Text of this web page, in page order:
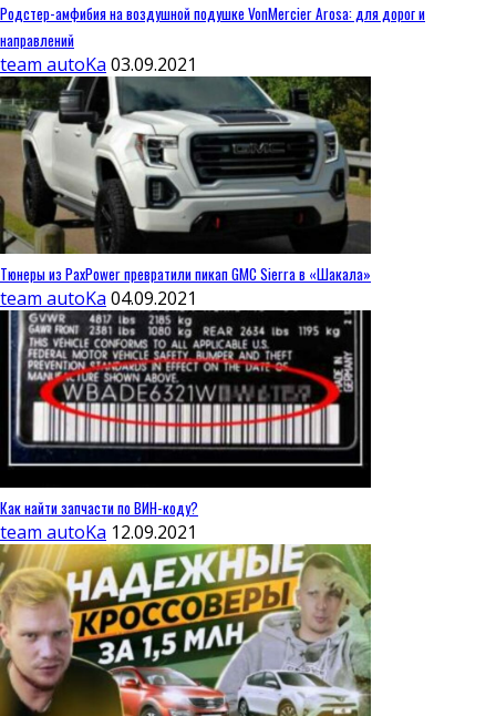
Родстер-амфибия на воздушной подушке VonMercier Arosa: для дорог и
направлений
team autoKa 03.09.2021
Тюнеры из PaxPower превратили пикап GMC Sierra в «Шакала»
team autoKa 04.09.2021
Как найти запчасти по ВИН-коду?
team autoKa 12.09.2021